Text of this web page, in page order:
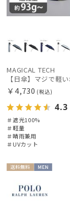
MAGICAL TECH
￥4,730 (税込)
4.3
＃遮光100%
＃軽量
＃晴雨兼用
＃UVカット